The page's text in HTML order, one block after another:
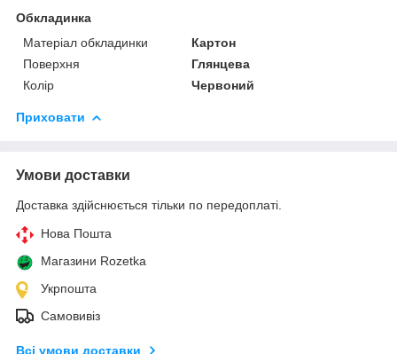
Обкладинка
Матеріал обкладинки
Картон
Поверхня
Глянцева
Колір
Червоний
Приховати
Умови доставки
Доставка здійснюється тільки по передоплаті.
Нова Пошта
Магазини Rozetka
Укрпошта
Самовивіз
Всі умови доставки